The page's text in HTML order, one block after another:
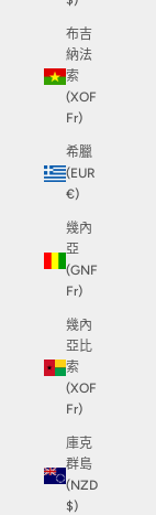
布吉
納法
索
(XOF
Fr)
希臘
(EUR
€)
幾內
亞
(GNF
Fr)
幾內
亞比
索
(XOF
Fr)
庫克
群島
(NZD
$)